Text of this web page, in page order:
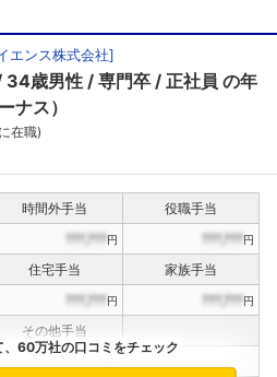
エンス株式会社]
34歳男性 専門卒 正社員 の年
ナス）
在職)
時間外手当
役職手当
???,???円 ???,???円
住宅手当
家族手当
???,???円 ???,???円
その他手当
、60万社の口コミをチェック